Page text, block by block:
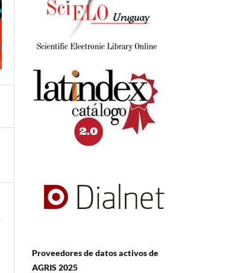
Proveedores de datos activos de
AGRIS 2025